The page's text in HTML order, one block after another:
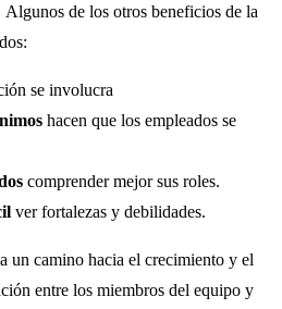
de los otros beneficios de la
se involucra
hacen que los empleados se
comprender mejor sus roles.
ver fortalezas y debilidades.
un camino hacia el crecimiento y el
entre los miembros del equipo y